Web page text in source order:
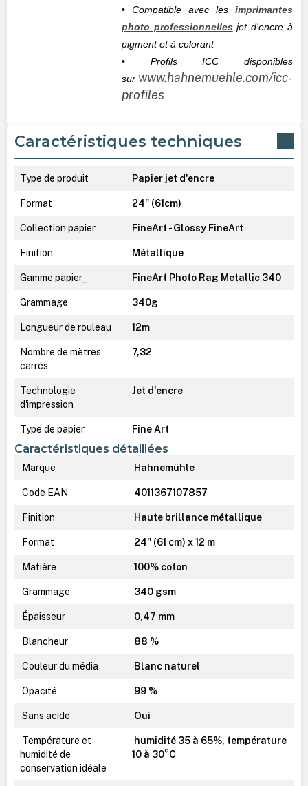
• Compatible avec les imprimantes
photo professionnellesjet d'encre à
pigment et à colorant
• Profils ICC disponibles
sur www.hahnemuehle.com/icc-
profiles
Caractéristiques techniques
Type de produit Papier jet d'encre
Format 24" (61cm)
Collection papier FineArt - Glossy FineArt
Finition Métallique
Gamme papier_ FineArt Photo Rag Metallic 340
Grammage 340g
Longueur de rouleau 12m
Nombre de mètres
carrés
7,32
Technologie
d'impression
Jet d'encre
Type de papier Fine Art
Caractéristiques détaillées
Marque Hahnemühle
Code EAN 4011367107857
Finition Haute brillance métallique
Format 24" (61 cm) x 12 m
Matière 100% coton
Grammage 340 gsm
Épaisseur 0,47 mm
Blancheur 88 %
Couleur du média Blanc naturel
Opacité 99 %
Sans acide Oui
Température et
humidité de
conservation idéale
humidité 35 à 65%, température
10 à 30°C